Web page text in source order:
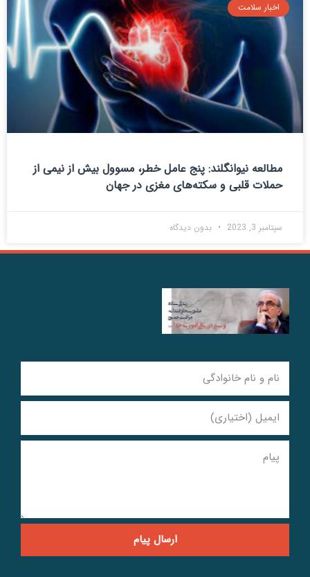
اخبار سلامت
مطالعه نیوانگلند: پنج عامل خطر، مسوول بیش از نیمی از
حملات قلبی و سکته‌های مغزی در جهان
سپتامبر 3, 2023 بدون دیدگاه
ارسال پیام